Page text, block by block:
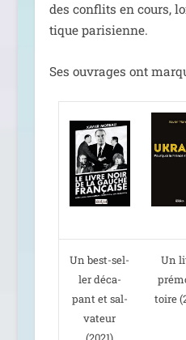
des conflits en cours,
tique parisienne.
Ses ouvrages ont
Un best-sel­
ler déca­
pant et sal­
va­teur
Un
toire